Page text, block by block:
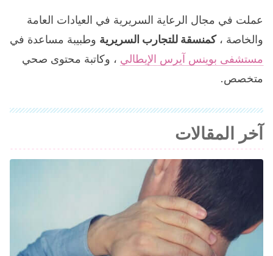
عملت في مجال الرعاية السريرية في العيادات العامة
والخاصة ،كمنسقة للتجارب السريرية وطبيبة مساعدة في
مستشفى بوينس آيرس الإيطالي ، وكاتبة محتوى صحي
متخصص.
آخر المقالات